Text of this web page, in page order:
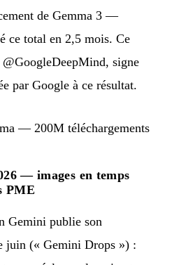
de Gemma 3 —
ce total en 2,5 mois. Ce
signe
par Google à ce résultat.
— 200M téléchargements
— images en temps
PME
Gemini publie son
juin (« Gemini Drops ») :